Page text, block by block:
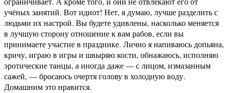
учёных занятий. Вот идиот! Нет, я думаю, лучше разделить с
людьми их настрой. Вы будете удивлены, насколько меняется
в лучшую сторону отношение к вам рабов, если вы
принимаете участие в празднике. Лично я напиваюсь допьяна,
кричу, играю в игры и швыряю кости, обнажаюсь, исполняю
эротические танцы, а иногда даже — с лицом, измазанным
сажей, — бросаюсь очертя голову в холодную воду.
Домашним это нравится.